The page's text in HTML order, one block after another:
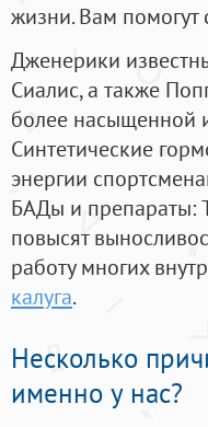
жизни. Вам помогут
Дженерики
Сиалис, а также
более насыщенной
Синтетические
энергии
БАДы и препараты:
повысят
работу многих
калуга.
Несколько
именно у нас?